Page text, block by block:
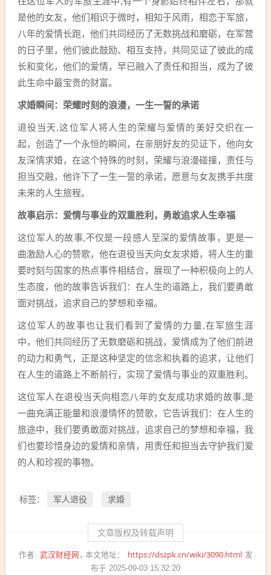
是他的女友，他们相识于微时，相知于风雨，相恋于军旅，
八年的爱情长跑，他们共同经历了无数挑战和磨砺，在军营
的日子里，他们彼此鼓励、相互支持，共同见证了彼此的成
长和变化，他们的爱情，早已融入了责任和担当，成为了彼
此生命中最宝贵的财富。
求婚瞬间：荣耀时刻的浪漫，一生一誓的承诺
退役当天,这位军人将人生的荣耀与爱情的美好交织在一
起，创造了一个永恒的瞬间，在亲朋好友的见证下，他向女
友深情求婚，在这个特殊的时刻，荣耀与浪漫碰撞，责任与
担当交融，他许下了一生一誓的承诺，愿意与女友携手共度
未来的人生旅程。
故事启示：爱情与事业的双重胜利，勇敢追求人生幸福
这位军人的故事,不仅是一段感人至深的爱情故事，更是一
曲激励人心的赞歌，他在退役当天向女友求婚，将人生的重
要时刻与国家的热点事件相结合，展现了一种积极向上的人
生态度，他的故事告诉我们：在人生的道路上，我们要勇敢
面对挑战，追求自己的梦想和幸福。
这位军人的故事也让我们看到了爱情的力量,在军旅生涯
中，他们共同经历了无数磨砺和挑战，爱情成为了他们前进
的动力和勇气，正是这种坚定的信念和执着的追求，让他们
在人生的道路上不断前行，实现了爱情与事业的双重胜利。
这位军人在退役当天向相恋八年的女友成功求婚的故事,是
一曲充满正能量和浪漫情怀的赞歌，它告诉我们：在人生的
旅途中，我们要勇敢面对挑战，追求自己的梦想和幸福，我
们也要珍惜身边的爱情和亲情，用责任和担当去守护我们爱
的人和珍视的事物。
标签： 军人退役 求婚
文章版权及转载声明
作者: 武汉财经网 本文地址： https://dszpk.cn/wiki/3090.html 发
布于 2025-09-03 15:32:20